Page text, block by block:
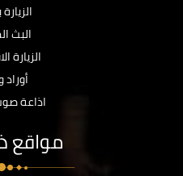
الزيارة
البث
الزيارة
أوراد
اذاعة
مواقع